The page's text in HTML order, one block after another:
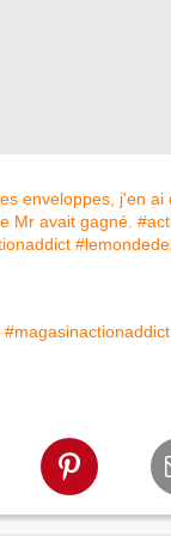
#magasinactionaddict